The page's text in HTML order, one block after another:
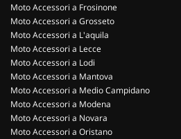
Moto Accessori a Frosinone
Moto Accessori a Grosseto
Moto Accessori a L'aquila
Moto Accessori a Lecce
Moto Accessori a Lodi
Moto Accessori a Mantova
Moto Accessori a Medio Campidano
Moto Accessori a Modena
Moto Accessori a Novara
Moto Accessori a Oristano